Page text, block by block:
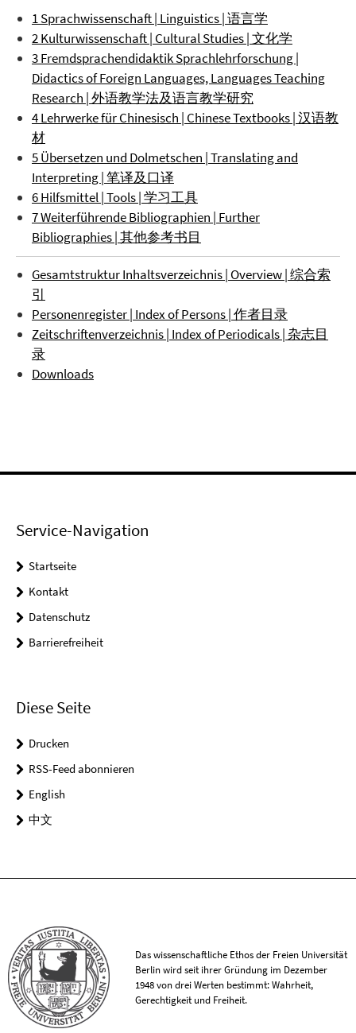
1 Sprachwissenschaft | Linguistics | 语言学
2 Kulturwissenschaft | Cultural Studies | 文化学
3 Fremdsprachendidaktik Sprachlehrforschung |
Didactics of Foreign Languages, Languages Teaching
Research | 外语教学法及语言教学研究
4 Lehrwerke für Chinesisch | Chinese Textbooks | 汉语教
材
5 Übersetzen und Dolmetschen | Translating and
Interpreting | 笔译及口译
6 Hilfsmittel | Tools | 学习工具
7 Weiterführende Bibliographien | Further
Bibliographies | 其他参考书目
Gesamtstruktur Inhaltsverzeichnis | Overview | 综合索
引
Personenregister | Index of Persons | 作者目录
Zeitschriftenverzeichnis | Index of Periodicals | 杂志目
录
Downloads
Service-Navigation
Startseite
Kontakt
Datenschutz
Barrierefreiheit
Diese Seite
Drucken
RSS-Feed abonnieren
English
中文
Das wissenschaftliche Ethos der Freien Universität
Berlin wird seit ihrer Gründung im Dezember
1948 von drei Werten bestimmt: Wahrheit,
Gerechtigkeit und Freiheit.